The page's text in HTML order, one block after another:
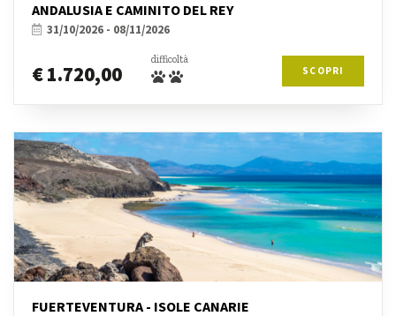
ANDALUSIA E CAMINITO DEL REY
31/10/2026 - 08/11/2026
€ 1.720,00
difficoltà
SCOPRI
FUERTEVENTURA - ISOLE CANARIE